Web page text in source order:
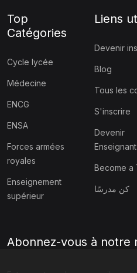
Top
Catégories
Cycle lycée
Médecine
ENCG
ENSA
Forces armées
royales
Enseignement
supérieur
Liens
Devenir
Blog
Tous les
S'inscrire
Devenir
Enseignant
Become a
كن مدرسًا
Abonnez-vous à notre